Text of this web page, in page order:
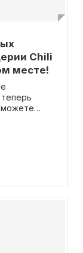
Chili
месте!
можете